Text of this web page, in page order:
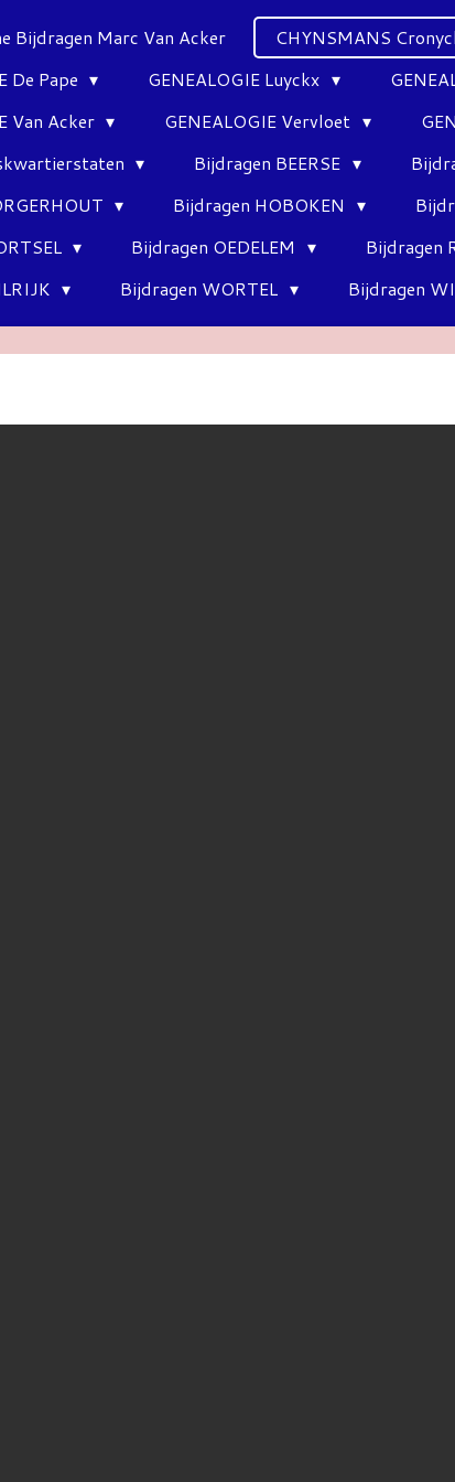
Bijdragen Marc Van Acker CHYNSMANS
De Pape
GENEALOGIE Luyckx
Van Acker
GENEALOGIE Vervloet
Bijdragen BEERSE
Bijdragen HOBOKEN
Bijdragen OEDELEM Bijdragen
Bijdragen WORTEL Bijdragen